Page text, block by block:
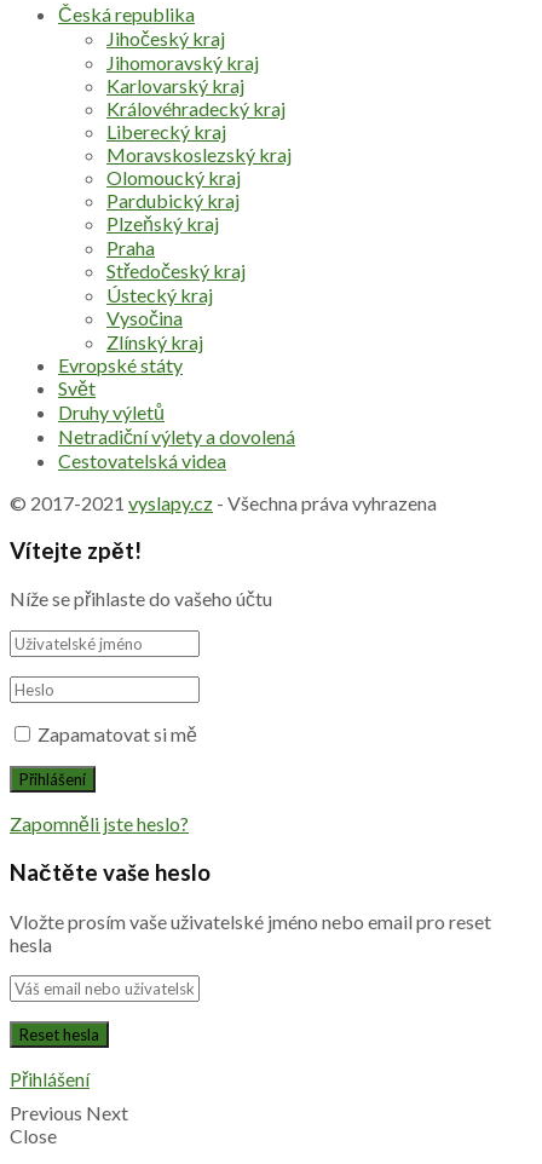
Česká republika
Jihočeský kraj
Jihomoravský kraj
Karlovarský kraj
Královéhradecký kraj
Liberecký kraj
Moravskoslezský kraj
Olomoucký kraj
Pardubický kraj
Plzeňský kraj
Praha
Středočeský kraj
Ústecký kraj
Vysočina
Zlínský kraj
Evropské státy
Svět
Druhy výletů
Netradiční výlety a dovolená
Cestovatelská videa
© 2017-2021 vyslapy.cz - Všechna práva vyhrazena
Vítejte zpět!
Níže se přihlaste do vašeho účtu
Zapamatovat si mě
Zapomněli jste heslo?
Načtěte vaše heslo
Vložte prosím vaše uživatelské jméno nebo email pro reset
hesla
Přihlášení
Previous Next
Close